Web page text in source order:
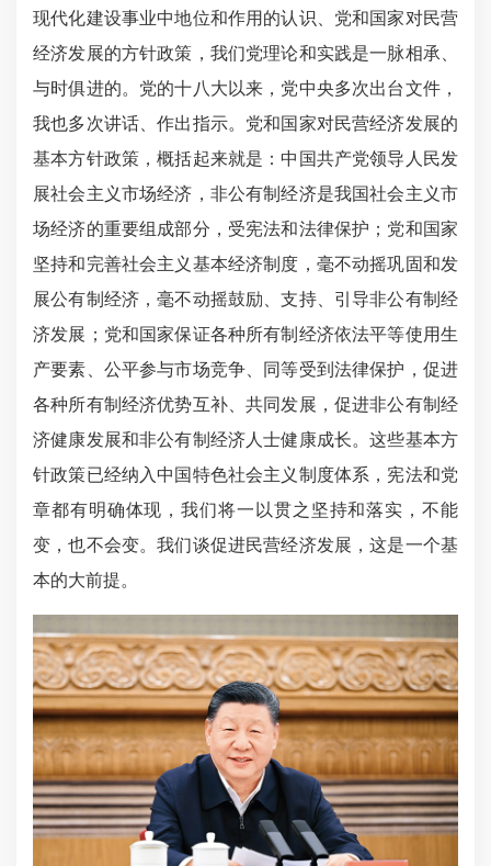
现代化建设事业中地位和作用的认识、党和国家对民营
经济发展的方针政策，我们党理论和实践是一脉相承、
与时俱进的。党的十八大以来，党中央多次出台文件，
我也多次讲话、作出指示。党和国家对民营经济发展的
基本方针政策，概括起来就是：中国共产党领导人民发
展社会主义市场经济，非公有制经济是我国社会主义市
场经济的重要组成部分，受宪法和法律保护；党和国家
坚持和完善社会主义基本经济制度，毫不动摇巩固和发
展公有制经济，毫不动摇鼓励、支持、引导非公有制经
济发展；党和国家保证各种所有制经济依法平等使用生
产要素、公平参与市场竞争、同等受到法律保护，促进
各种所有制经济优势互补、共同发展，促进非公有制经
济健康发展和非公有制经济人士健康成长。这些基本方
针政策已经纳入中国特色社会主义制度体系，宪法和党
章都有明确体现，我们将一以贯之坚持和落实，不能
变，也不会变。我们谈促进民营经济发展，这是一个基
本的大前提。